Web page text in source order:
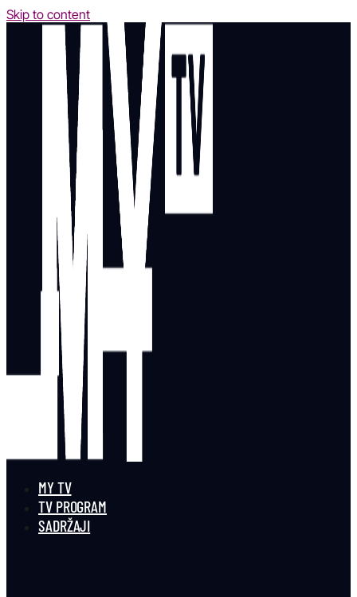
Skip to content
MY TV
TV PROGRAM
SADRŽAJI